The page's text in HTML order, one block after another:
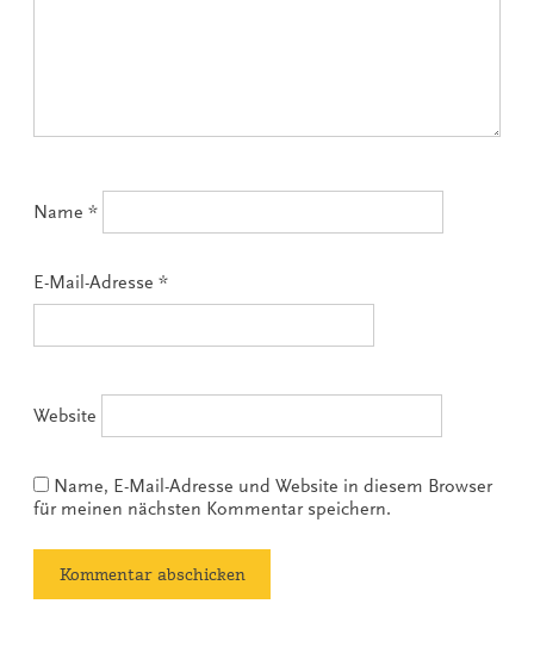
Name *
E-Mail-Adresse *
Website
Name, E-Mail-Adresse und Website in diesem Browser
für meinen nächsten Kommentar speichern.